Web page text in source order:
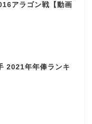
アラゴン戦【動画
2021年年俸ランキ